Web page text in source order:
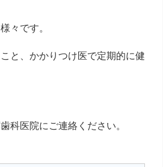
々です。
と、かかりつけ医で定期的に健
科医院にご連絡ください。